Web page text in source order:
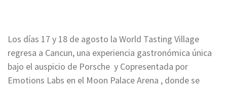
Los días 17 y 18 de agosto la World Tasting Village
regresa a Cancun, una experiencia gastronómica única
bajo el auspicio de Porsche y Copresentada por
Emotions Labs en el Moon Palace Arena , donde se